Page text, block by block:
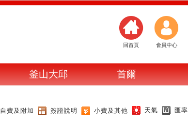
會員中心
回首頁
釜山大邱 首爾
自費及附加 簽證說明 小費及其他 天氣 匯率